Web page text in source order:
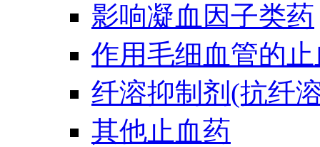
影响凝血因子类药
作用毛细血管的
纤溶抑制剂(抗纤
其他止血药